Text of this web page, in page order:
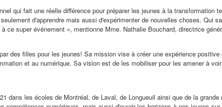
qui fait une réelle différence pour préparer les jeunes à la
d'apprendre mais aussi d'expérimenter de nouvelles choses. Qui
ce super événement », mentionne Mme. Nathalie Bouchard, directrice
des filles pour les jeunes! Sa mission vise à créer une expérience
et au numérique. Sa vision est de les mobiliser pour les amener à
dans les écoles de Montréal, de Laval, de Longueuil ainsi que de la